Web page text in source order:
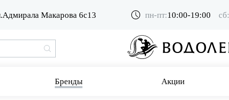
Макарова 6с13 пн-пт:10:00-19:00 сб:
Бренды Акции